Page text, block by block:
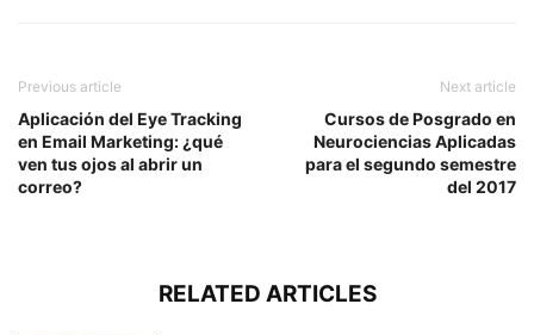
Previous article
Aplicación del Eye Tracking
en Email Marketing: ¿qué
ven tus ojos al abrir un
correo?
Next article
Cursos de Posgrado en
Neurociencias Aplicadas
para el segundo semestre
del 2017
RELATED ARTICLES